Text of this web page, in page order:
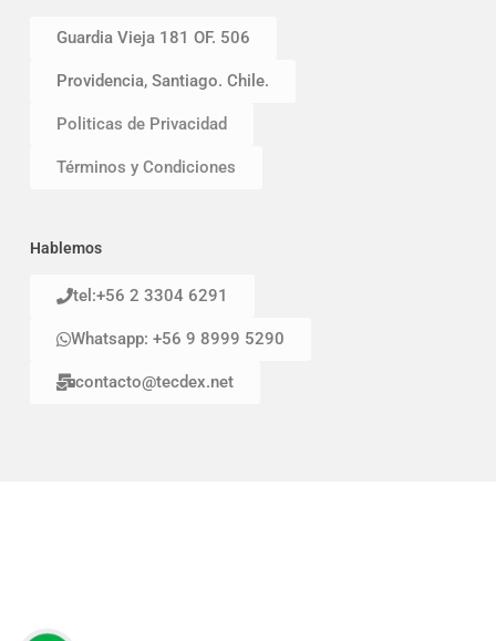
Guardia Vieja 181 OF. 506
Providencia, Santiago. Chile.
Politicas de Privacidad
Términos y Condiciones
Hablemos
tel:+56 2 3304 6291
Whatsapp: +56 9 8999 5290
contacto@tecdex.net